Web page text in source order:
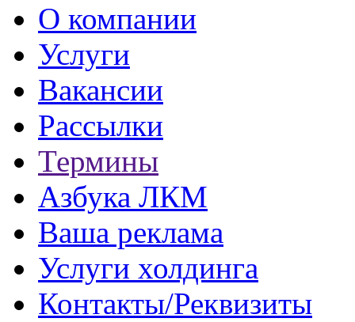
О компании
Услуги
Вакансии
Рассылки
Термины
Азбука ЛКМ
Ваша реклама
Услуги холдинга
Контакты/Реквизиты